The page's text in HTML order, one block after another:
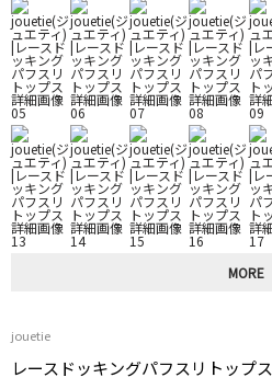
MORE
jouetie
レースドッキングパフスリトップス